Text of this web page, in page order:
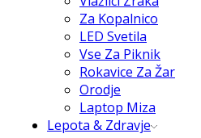
Za Kopalnico
LED Svetila
Vse Za Piknik
Rokavice Za Žar
Orodje
Laptop Miza
Lepota & Zdravje